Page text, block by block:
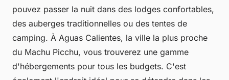
pouvez passer la nuit dans des lodges confortables,
des auberges traditionnelles ou des tentes de
camping. À Aguas Calientes, la ville la plus proche
du Machu Picchu, vous trouverez une gamme
d'hébergements pour tous les budgets. C'est